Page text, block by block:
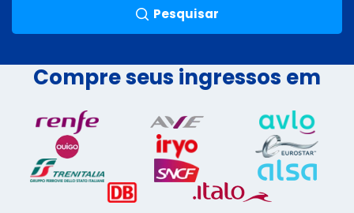
Pesquisar
Compre seus ingressos em